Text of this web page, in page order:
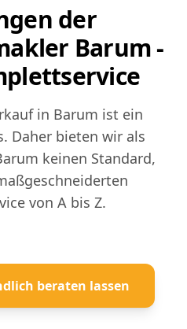
der
Barum -
in Barum ist ein
Daher bieten wir als
keinen Standard,
von A bis Z.
beraten lassen